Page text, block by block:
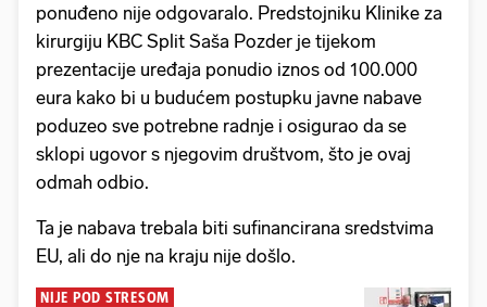
ponuđeno nije odgovaralo. Predstojniku Klinike za
kirurgiju KBC Split Saša Pozder je tijekom
prezentacije uređaja ponudio iznos od 100.000
eura kako bi u budućem postupku javne nabave
poduzeo sve potrebne radnje i osigurao da se
sklopi ugovor s njegovim društvom, što je ovaj
odmah odbio.
Ta je nabava trebala biti sufinancirana sredstvima
EU, ali do nje na kraju nije došlo.
NIJE POD STRESOM